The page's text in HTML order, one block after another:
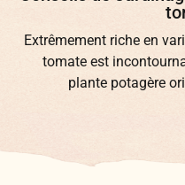
Extrêmement riche en
tomate est
plante potagère